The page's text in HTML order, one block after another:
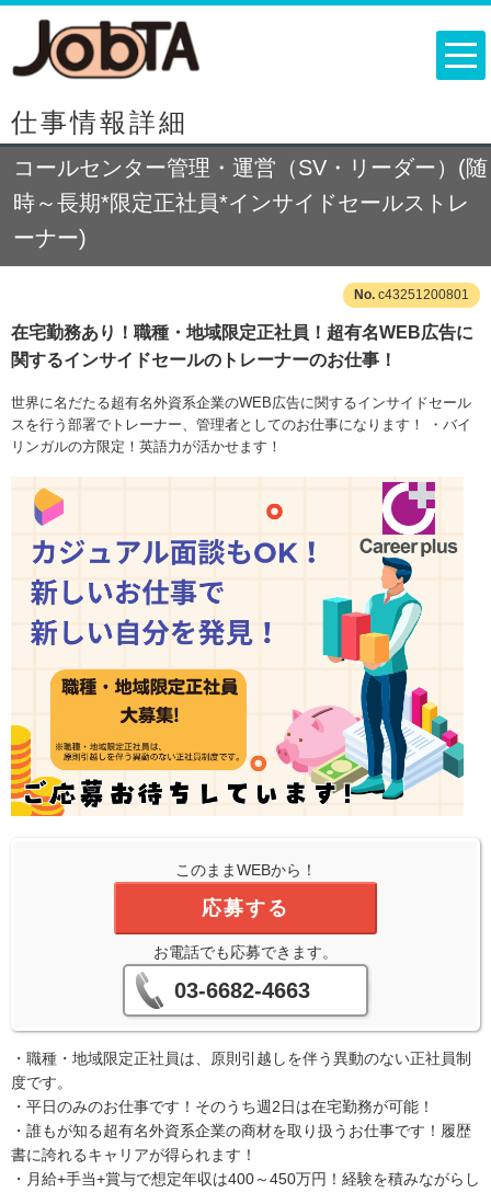
仕事情報詳細
コールセンター管理・運営（SV・リーダー）(随
時～長期*限定正社員*インサイドセールストレ
ーナー)
c43251200801
在宅勤務あり！職種・地域限定正社員！超有名WEB広告に
関するインサイドセールのトレーナーのお仕事！
世界に名だたる超有名外資系企業のWEB広告に関するインサイドセール
スを行う部署でトレーナー、管理者としてのお仕事になります！ ・バイ
リンガルの方限定！英語力が活かせます！
このままWEBから！
応募する
お電話でも応募できます。
03-6682-4663
・職種・地域限定正社員は、原則引越しを伴う異動のない正社員制
度です。
・平日のみのお仕事です！そのうち週2日は在宅勤務が可能！
・誰もが知る超有名外資系企業の商材を取り扱うお仕事です！履歴
書に誇れるキャリアが得られます！
・月給+手当+賞与で想定年収は400～450万円！経験を積みながらし